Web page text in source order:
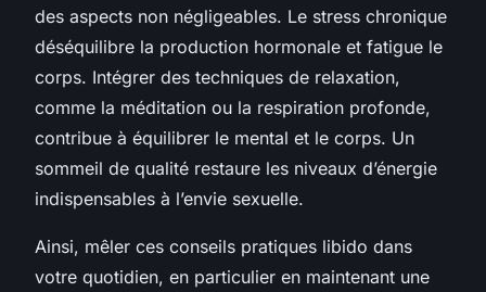
des aspects non négligeables. Le stress chronique
déséquilibre la production hormonale et fatigue le
corps. Intégrer des techniques de relaxation,
comme la méditation ou la respiration profonde,
contribue à équilibrer le mental et le corps. Un
sommeil de qualité restaure les niveaux d’énergie
indispensables à l’envie sexuelle.
Ainsi, mêler ces conseils pratiques libido dans
votre quotidien, en particulier en maintenant une